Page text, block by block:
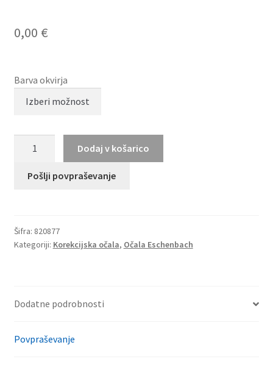
0,00 €
Barva okvirja
količina
Dodaj v košarico
Pošlji povpraševanje
Šifra: 820877
Kategoriji: Korekcijska očala, Očala Eschenbach
Dodatne podrobnosti
Povpraševanje